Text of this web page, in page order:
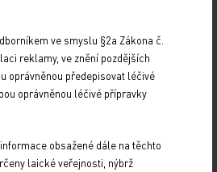
ve smyslu §2a Zákona č.
reklamy, ve znění pozdějších
oprávněnou předepisovat léčivé
oprávněnou léčivé přípravky
obsažené dále na těchto
laické veřejnosti, nýbrž